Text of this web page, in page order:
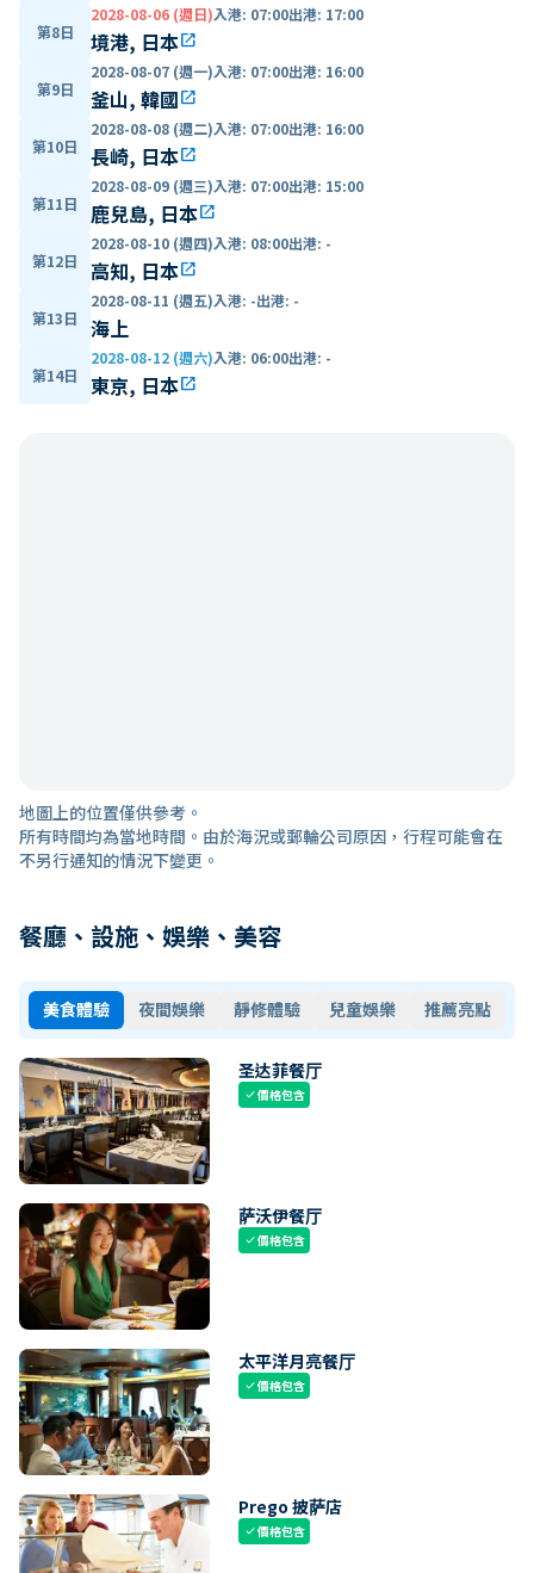
第8日
2028-08-06 (週日)入港: 07:00出港: 17:00
境港, 日本open_in_new
第9日
2028-08-07 (週一)入港: 07:00出港: 16:00
釜山, 韓國open_in_new
第10日
2028-08-08 (週二)入港: 07:00出港: 16:00
長崎, 日本open_in_new
第11日
2028-08-09 (週三)入港: 07:00出港: 15:00
鹿兒島, 日本open_in_new
第12日
2028-08-10 (週四)入港: 08:00出港: -
高知, 日本open_in_new
第13日
2028-08-11 (週五)入港: -出港: -
海上
第14日
2028-08-12 (週六)入港: 06:00出港: -
東京, 日本open_in_new
地圖上的位置僅供參考。
所有時間均為當地時間。由於海況或郵輪公司原因，行程可能會在
不另行通知的情況下變更。
餐廳、設施、娛樂、美容
美食體驗 夜間娛樂 靜修體驗 兒童娛樂 推薦亮點
圣达菲餐厅
check價格包含
萨沃伊餐厅
check價格包含
太平洋月亮餐厅
check價格包含
Prego 披萨店
check價格包含